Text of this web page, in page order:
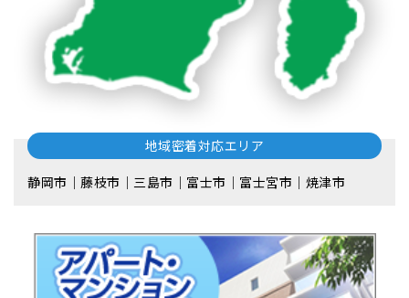
地域密着対応エリア
静岡市｜藤枝市｜三島市｜富士市｜富士宮市｜焼津市